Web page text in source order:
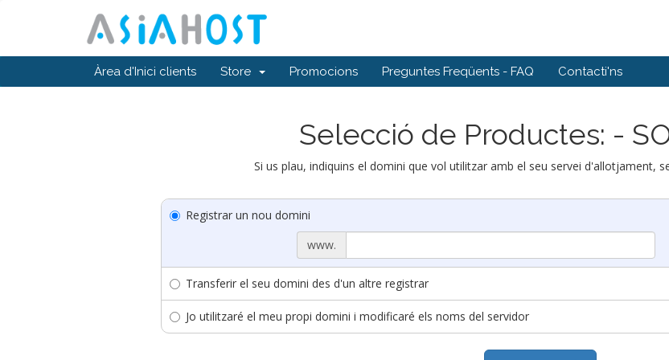
Àrea d'Inici clients Store Promocions Preguntes Freqüents - FAQ Contacti'ns
Selecció de Productes: -
Si us plau, indiquins el domini que vol utilitzar amb el seu servei d'allotjament,
Registrar un nou domini
www.
Transferir el seu domini des d'un altre registrar
Jo utilitzaré el meu propi domini i modificaré els noms del servidor